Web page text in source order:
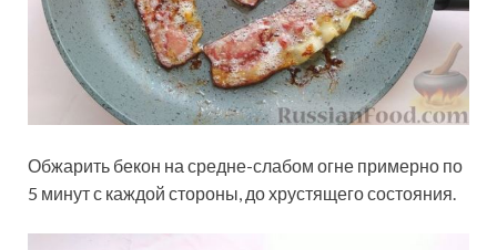
Обжарить бекон на средне-слабом огне примерно по
5 минут с каждой стороны, до хрустящего состояния.